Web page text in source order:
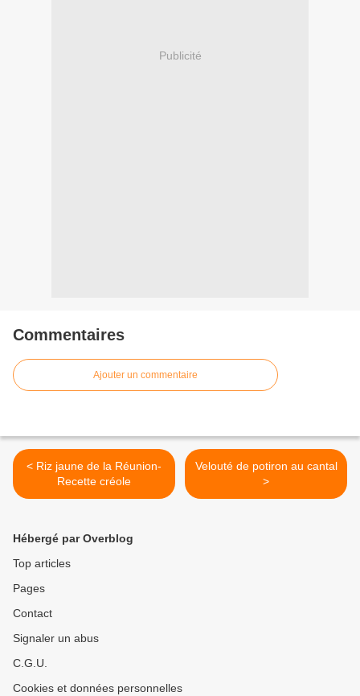
Publicité
Commentaires
Ajouter un commentaire
< Riz jaune de la Réunion-
Recette créole
Velouté de potiron au cantal
>
Hébergé par Overblog
Top articles
Pages
Contact
Signaler un abus
C.G.U.
Cookies et données personnelles